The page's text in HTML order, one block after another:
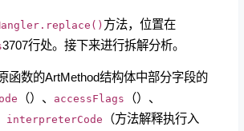
方法，位置在
3707行处。接下来进行拆解分析。
函数的ArtMethod结构体中部分字段的
（）、 accessFlags （）、
interpreterCode （方法解释执行入